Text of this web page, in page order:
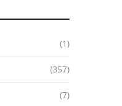
(1)
(357)
(7)